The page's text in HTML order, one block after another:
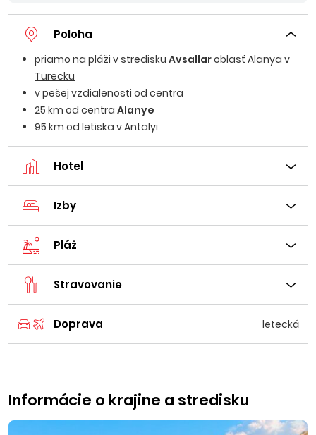
Poloha
priamo na pláži v stredisku Avsallaroblasť Alanya v
Turecku
v pešej vzdialenosti od centra
25 km od centra Alanye
95 km od letiska v Antalyi
Hotel
Izby
Pláž
Stravovanie
Doprava letecká
Informácie o krajine a stredisku